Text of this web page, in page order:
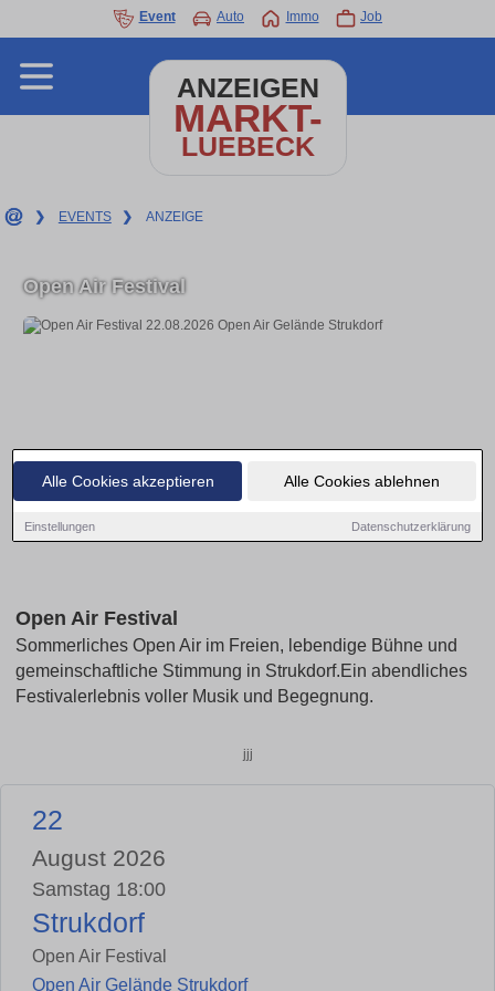
Alle Cookies akzeptieren Alle Cookies ablehnen
Einstellungen Datenschutzerklärung
Event Auto Immo Job
ANZEIGEN
MARKT-
LUEBECK
❯ EVENTS ❯ ANZEIGE
Open Air Festival
Open Air Festival
Sommerliches Open Air im Freien, lebendige Bühne und
gemeinschaftliche Stimmung in Strukdorf.Ein abendliches
Festivalerlebnis voller Musik und Begegnung.
jjj
22
August 2026
Samstag 18:00
Strukdorf
Open Air Festival
Open Air Gelände Strukdorf